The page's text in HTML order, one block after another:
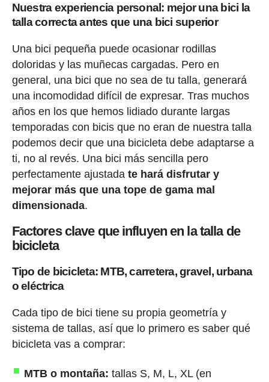
Nuestra experiencia personal: mejor una bici la
talla correcta antes que una bici superior
Una bici pequeña puede ocasionar rodillas
doloridas y las muñecas cargadas. Pero en
general, una bici que no sea de tu talla, generará
una incomodidad difícil de expresar. Tras muchos
años en los que hemos lidiado durante largas
temporadas con bicis que no eran de nuestra talla
podemos decir que una bicicleta debe adaptarse a
ti, no al revés. Una bici más sencilla pero
perfectamente ajustada te hará disfrutar y
mejorar más que una tope de gama mal
dimensionada.
Factores clave que influyen en la talla de
bicicleta
Tipo de bicicleta: MTB, carretera, gravel, urbana
o eléctrica
Cada tipo de bici tiene su propia geometría y
sistema de tallas, así que lo primero es saber qué
bicicleta vas a comprar:
MTB o montaña: tallas S, M, L, XL (en